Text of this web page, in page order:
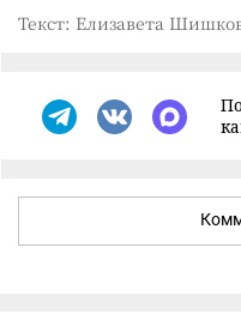
Текст: Елизавета